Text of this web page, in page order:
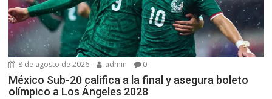
8 de agosto de 2026 admin 0
México Sub-20 califica a la final y asegura boleto
olímpico a Los Ángeles 2028